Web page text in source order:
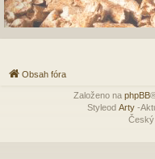
Obsah fóra
Založeno na phpBB
Styleod Arty-